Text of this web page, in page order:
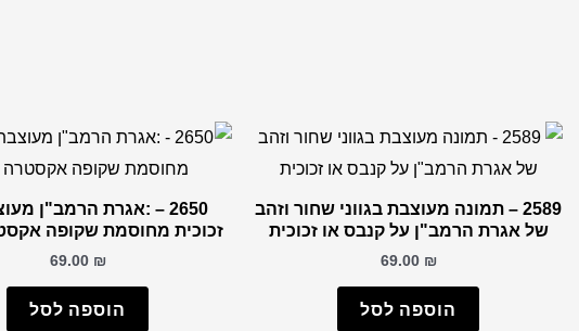
2589 – תמונה מעוצבת בגווני שחור וזהב
של אגרת הרמב"ן על קנבס או זכוכית
69.00 ₪
הוספה לסל
2650 – :אגרת הרמב"ן
זכוכית מחוסמת שקופה
69.00 ₪
הוספה לסל